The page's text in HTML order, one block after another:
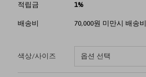
적립금 1%
배송비 70,000원 미만시 배송
색상/사이즈